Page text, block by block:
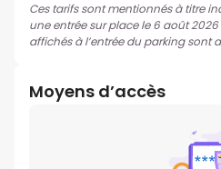
Ces tarifs sont mentionnés à titre
une entrée sur place le 6 août 2026
affichés à l’entrée du parking sont
Moyens d’accès